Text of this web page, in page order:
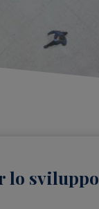
lo sviluppo